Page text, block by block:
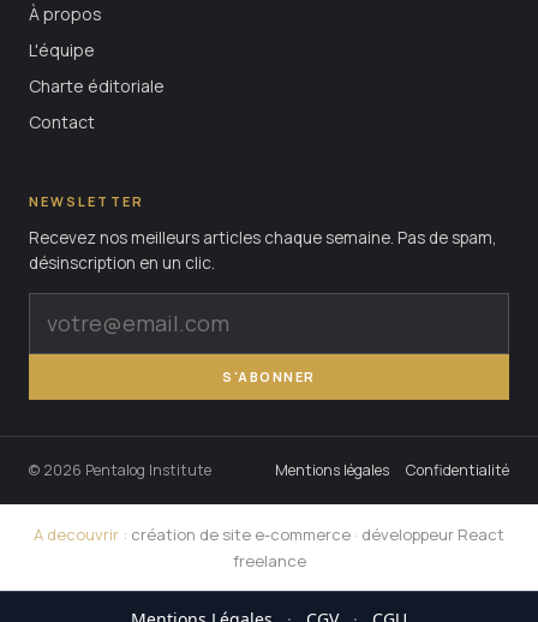
À propos
L'équipe
Charte éditoriale
Contact
NEWSLETTER
Recevez nos meilleurs articles chaque semaine. Pas de spam,
désinscription en un clic.
S'ABONNER
© 2026 Pentalog Institute Mentions légales Confidentialité
A decouvrir : création de site e-commerce · développeur React
freelance